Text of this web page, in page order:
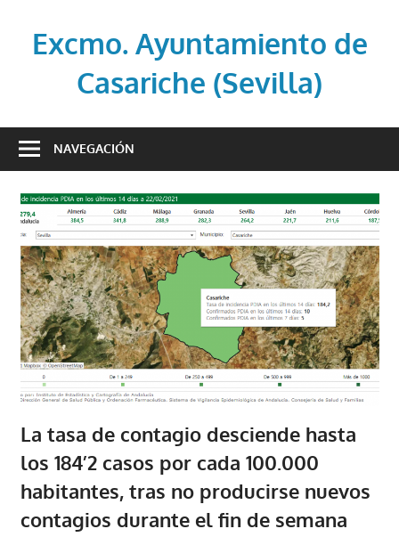
contenidoExcmo. Ayuntamiento de
Casariche (Sevilla)
oficial
de
Casariche
(Sevilla)
NAVEGACIÓN
La tasa de contagio desciende hasta
los 184’2 casos por cada 100.000
habitantes, tras no producirse nuevos
contagios durante el fin de semana